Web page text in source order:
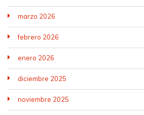
marzo 2026
febrero 2026
enero 2026
diciembre 2025
noviembre 2025